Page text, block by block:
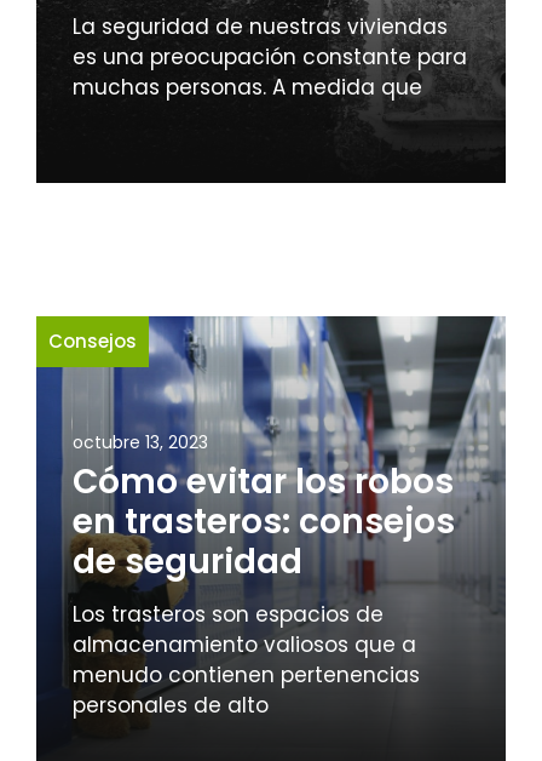
La seguridad de nuestras viviendas
es una preocupación constante para
muchas personas. A medida que
Consejos
octubre 13, 2023
Cómo evitar los robos
en trasteros: consejos
de seguridad
Los trasteros son espacios de
almacenamiento valiosos que a
menudo contienen pertenencias
personales de alto